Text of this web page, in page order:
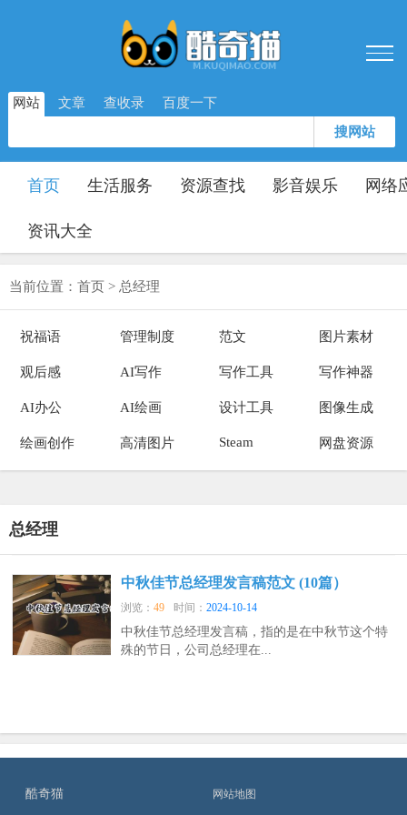
网站 文章 查收录 百度一下
搜网站
首页 生活服务 资源查找 影音娱乐 网络
资讯大全
当前位置： 首页 > 总经理
祝福语 管理制度 范文 图片素材
观后感 AI写作 写作工具 写作神器
AI办公 AI绘画 设计工具 图像生成
绘画创作 高清图片 Steam 网盘资源
总经理
中秋佳节总经理发言稿范文 (10篇）
浏览：49 时间：2024-10-14
中秋佳节总经理发言稿，指的是在中秋节这个特
殊的节日，公司总经理在...
酷奇猫 网站地图